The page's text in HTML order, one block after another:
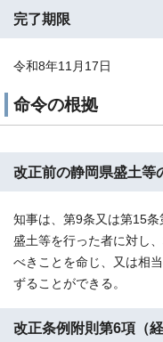
完了期限
令和8年11月17日
命令の根拠
改正前の静岡県盛土等
知事は、第9条又は第15
盛土等を行った者に対し
べきことを命じ、又は相
ずることができる。
改正条例附則第6項（経